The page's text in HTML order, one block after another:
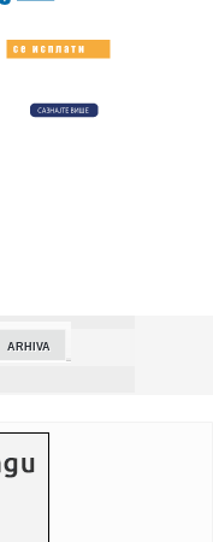
Novom Sadu: Saradnja i IT
pesme “Psycho
IGRAČE“: Pokuševski
uhapšena zbog
ARHIVA